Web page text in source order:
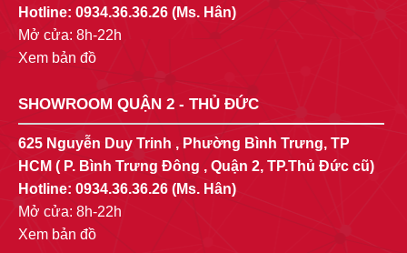
Hotline: 0934.36.36.26 (Ms. Hân)
Mở cửa: 8h-22h
Xem bản đồ
SHOWROOM QUẬN 2 - THỦ ĐỨC
625 Nguyễn Duy Trinh , Phường Bình Trưng, TP
HCM ( P. Bình Trưng Đông , Quận 2, TP.Thủ Đức cũ)
Hotline: 0934.36.36.26 (Ms. Hân)
Mở cửa: 8h-22h
Xem bản đồ